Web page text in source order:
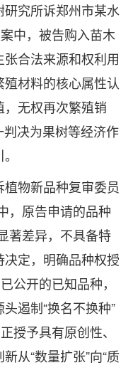
究所诉郑州市某水
中，被告购入苗木
合法来源和权利用
材料的核心属性认
无权再次繁殖销
判决为果树等经济作
物新品种复审委员
，原告申请的品种
著差异，不具备特
定，明确品种权授
公开的已知品种，
遏制“换名不换种”
授予具有原创性、
从“数量扩张”向“质